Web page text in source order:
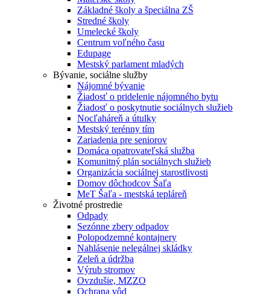
Základné školy a špeciálna ZŠ
Stredné školy
Umelecké školy
Centrum voľného času
Edupage
Mestský parlament mladých
Bývanie, sociálne služby
Nájomné bývanie
Žiadosť o pridelenie nájomného bytu
Žiadosť o poskytnutie sociálnych služieb
Nocľaháreň a útulky
Mestský terénny tím
Zariadenia pre seniorov
Domáca opatrovateľská služba
Komunitný plán sociálnych služieb
Organizácia sociálnej starostlivosti
Domov dôchodcov Šaľa
MeT Šaľa - mestská tepláreň
Životné prostredie
Odpady
Sezónne zbery odpadov
Polopodzemné kontajnery
Nahlásenie nelegálnej skládky
Zeleň a údržba
Výrub stromov
Ovzdušie, MZZO
Ochrana vôd